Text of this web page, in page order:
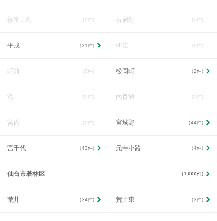
福室上町 （0件） 古宿町 （0件）
平成 （31件） 枡江 （0件）
町前 （0件） 松岡町 （2件）
港 （0件） 南目館 （0件）
宮内 （0件） 宮城野 （44件）
宮千代 （43件） 元寺小路 （4件）
仙台市若林区 （1,006件）
荒井 （34件） 荒井東 （3件）